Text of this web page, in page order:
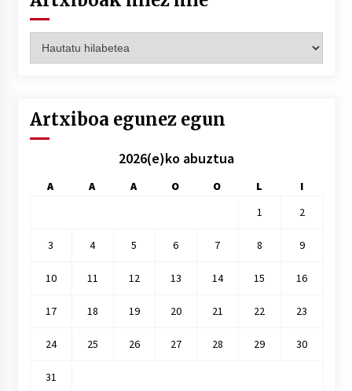
hilez
Artxiboa egunez egun
2026(e)ko abuztua
A A A O O L
I
1
2
3 4 5 6 7 8 9
10 11 12 13 14 15 16
17 18 19 20 21 22 23
24 25 26 27 28 29 30
31